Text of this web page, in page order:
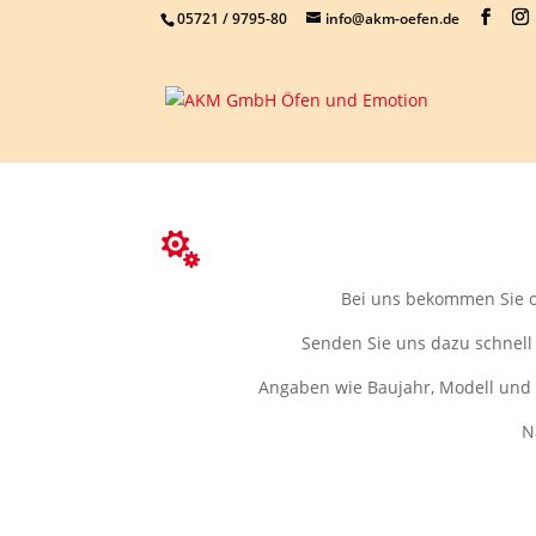
05721 / 9795-80 info@akm-oefen.de

Bei uns bekommen Sie
Senden Sie uns dazu
Angaben wie Baujahr, Modell